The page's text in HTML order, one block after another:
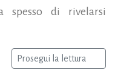
spesso di rivelarsi
Prosegui la lettura